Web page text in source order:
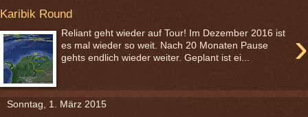
Karibik Round
›
Reliant geht wieder auf Tour! Im Dezember 2016 ist
es mal wieder so weit. Nach 20 Monaten Pause
gehts endlich wieder weiter. Geplant ist ei...
Sonntag, 1. März 2015